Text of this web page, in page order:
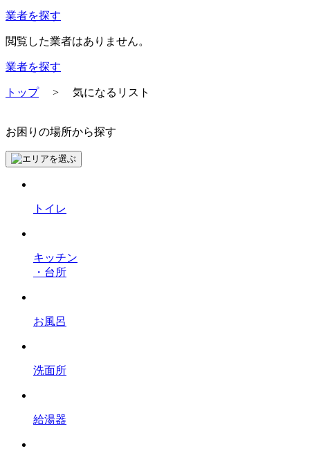
業者を探す
閲覧した業者はありません。
業者を探す
トップ> 気になるリスト
お困りの場所から探す
トイレ
キッチン
・台所
お風呂
洗面所
給湯器